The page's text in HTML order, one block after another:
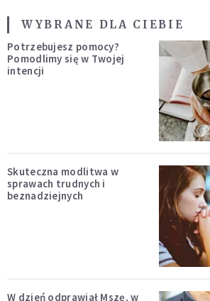
WYBRANE DLA CIEBIE
Potrzebujesz pomocy?
Pomodlimy się w Twojej
intencji
Skuteczna modlitwa w
sprawach trudnych i
beznadziejnych
W dzień odprawiał Mszę, w